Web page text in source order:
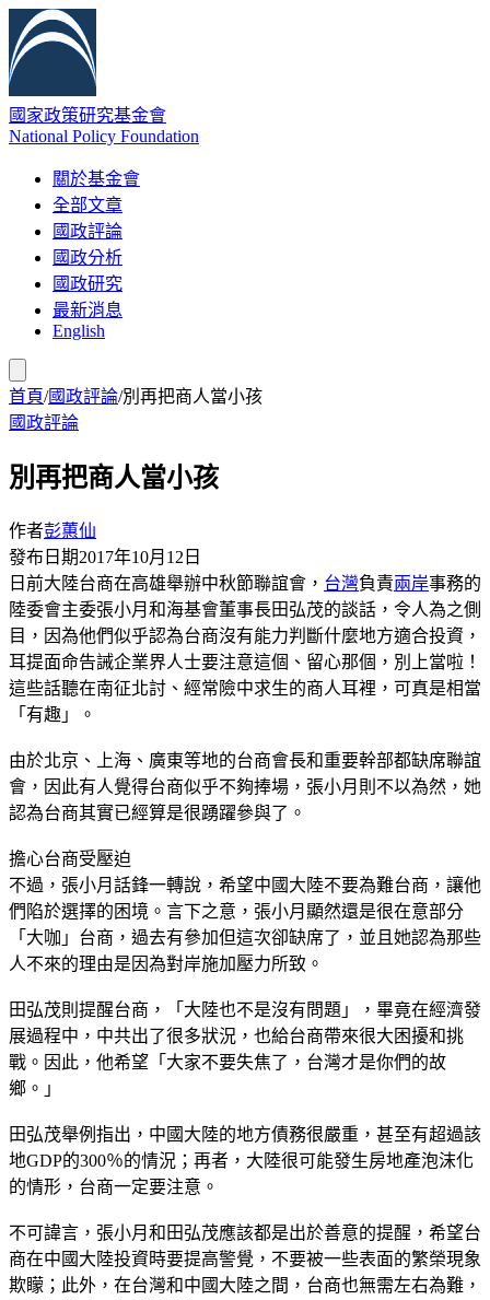
國家政策研究基金會
National Policy Foundation
關於基金會
全部文章
國政評論
國政分析
國政研究
最新消息
English
首頁/國政評論/別再把商人當小孩
國政評論
別再把商人當小孩
作者彭蕙仙
發布日期2017年10月12日
日前大陸台商在高雄舉辦中秋節聯誼會， 台灣負責兩岸事務的
陸委會主委張小月和海基會董事長田弘茂的談話，令人為之側
目，因為他們似乎認為台商沒有能力判斷什麼地方適合投資，
耳提面命告誡企業界人士要注意這個、留心那個，別上當啦！
這些話聽在南征北討、經常險中求生的商人耳裡，可真是相當
「有趣」。
由於北京、上海、廣東等地的台商會長和重要幹部都缺席聯誼
會，因此有人覺得台商似乎不夠捧場，張小月則不以為然，她
認為台商其實已經算是很踴躍參與了。
擔心台商受壓迫
不過，張小月話鋒一轉說，希望中國大陸不要為難台商，讓他
們陷於選擇的困境。言下之意，張小月顯然還是很在意部分
「大咖」台商，過去有參加但這次卻缺席了，並且她認為那些
人不來的理由是因為對岸施加壓力所致。
田弘茂則提醒台商，「大陸也不是沒有問題」，畢竟在經濟發
展過程中，中共出了很多狀況，也給台商帶來很大困擾和挑
戰。因此，他希望「大家不要失焦了，台灣才是你們的故
鄉。」
田弘茂舉例指出，中國大陸的地方債務很嚴重，甚至有超過該
地GDP的300％的情況；再者，大陸很可能發生房地產泡沫化
的情形，台商一定要注意。
不可諱言，張小月和田弘茂應該都是出於善意的提醒，希望台
商在中國大陸投資時要提高警覺，不要被一些表面的繁榮現象
欺矇；此外，在台灣和中國大陸之間，台商也無需左右為難，